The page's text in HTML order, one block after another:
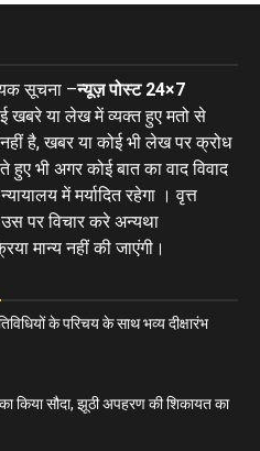
सूचना –न्यूज़ पोस्ट 24×7
खबरे या लेख में व्यक्त हुए मतो से
है, खबर या कोई भी लेख पर क्रोध
हुए भी अगर कोई बात का वाद विवाद
में मर्यादित रहेगा । वृत्त
पर विचार करे अन्यथा
मान्य नहीं की जाएंगी।
के परिचय के साथ भव्य दीक्षारंभ
किया सौदा, झूठी अपहरण की शिकायत का